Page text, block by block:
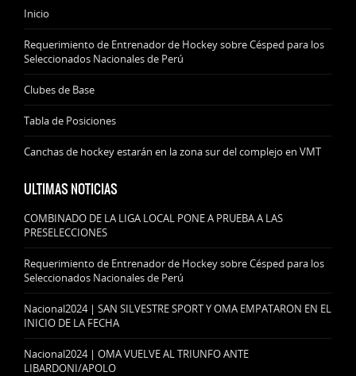
Inicio
Requerimiento de Entrenador de Hockey sobre Césped para los
Seleccionados Nacionales de Perú
Clubes de Base
Tabla de Posiciones
Canchas de hockey estarán en la zona sur del complejo en VMT
ULTIMAS NOTICIAS
COMBINADO DE LA LIGA LOCAL PONE A PRUEBA A LAS
PRESELECCIONES
Requerimiento de Entrenador de Hockey sobre Césped para los
Seleccionados Nacionales de Perú
Nacional2024 | SAN SILVESTRE SPORT Y OMA EMPATARON EN EL
INICIO DE LA FECHA
Nacional2024 | OMA VUELVE AL TRIUNFO ANTE
LIBARDONI/APOLO